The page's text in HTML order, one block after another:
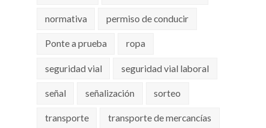
normativa permiso de conducir
Ponte a prueba ropa
seguridad vial seguridad vial laboral
señal señalización sorteo
transporte transporte de mercancías